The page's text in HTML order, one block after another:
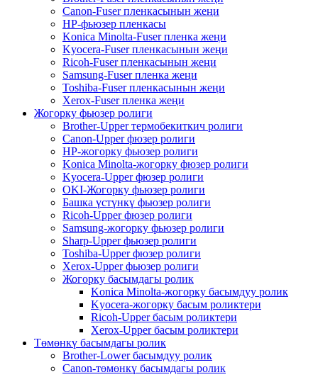
Canon-Fuser пленкасынын жеңи
HP-фьюзер пленкасы
Konica Minolta-Fuser пленка жеңи
Kyocera-Fuser пленкасынын жеңи
Ricoh-Fuser пленкасынын жеңи
Samsung-Fuser пленка жеңи
Toshiba-Fuser пленкасынын жеңи
Xerox-Fuser пленка жеңи
Жогорку фьюзер ролиги
Brother-Upper термобекиткич ролиги
Canon-Upper фюзер ролиги
HP-жогорку фьюзер ролиги
Konica Minolta-жогорку фюзер ролиги
Kyocera-Upper фюзер ролиги
OKI-Жогорку фьюзер ролиги
Башка үстүнкү фьюзер ролиги
Ricoh-Upper фюзер ролиги
Samsung-жогорку фьюзер ролиги
Sharp-Upper фьюзер ролиги
Toshiba-Upper фюзер ролиги
Xerox-Upper фьюзер ролиги
Жогорку басымдагы ролик
Konica Minolta-жогорку басымдуу ролик
Kyocera-жогорку басым роликтери
Ricoh-Upper басым роликтери
Xerox-Upper басым роликтери
Төмөнкү басымдагы ролик
Brother-Lower басымдуу ролик
Canon-төмөнкү басымдагы ролик